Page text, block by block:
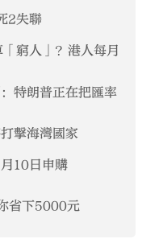
2失聯
窮人」？港人每月
特朗普正在把匯率
擊海灣國家
月10日申購
省下5000元